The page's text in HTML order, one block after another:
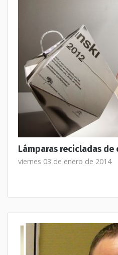
Lámparas recicladas
viernes 03 de enero de 2014